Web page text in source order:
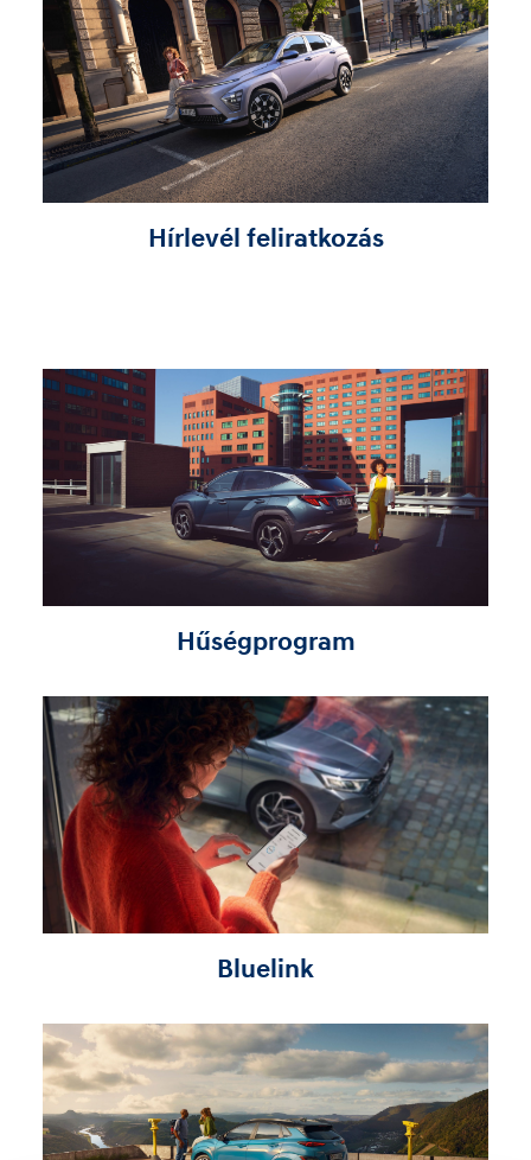
Hírlevél feliratkozás
Hűségprogram
Bluelink